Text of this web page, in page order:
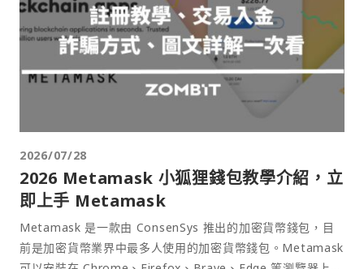
2026/07/28
2026 Metamask 小狐狸錢包教學介紹，立
即上手 Metamask
Metamask 是一款由 ConsenSys 推出的加密貨幣錢包，目
前是加密貨幣業界中最多人使用的加密貨幣錢包。Metamask